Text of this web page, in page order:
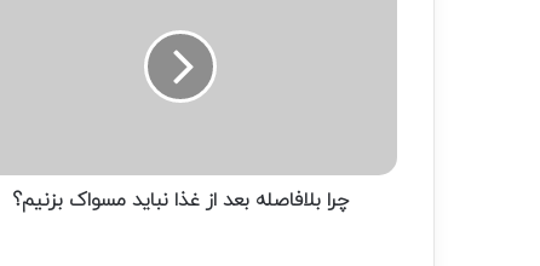
چرا بلافاصله بعد از غذا نباید مسواک بزنیم؟